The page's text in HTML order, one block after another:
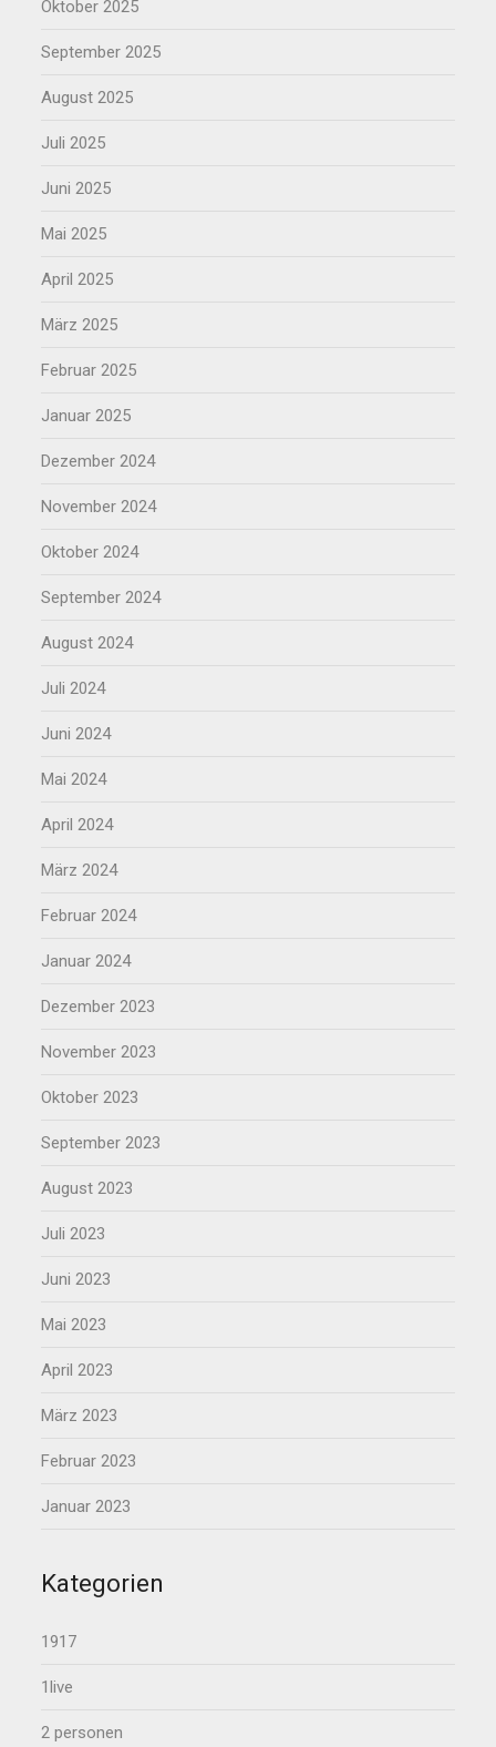
Oktober 2025
September 2025
August 2025
Juli 2025
Juni 2025
Mai 2025
April 2025
März 2025
Februar 2025
Januar 2025
Dezember 2024
November 2024
Oktober 2024
September 2024
August 2024
Juli 2024
Juni 2024
Mai 2024
April 2024
März 2024
Februar 2024
Januar 2024
Dezember 2023
November 2023
Oktober 2023
September 2023
August 2023
Juli 2023
Juni 2023
Mai 2023
April 2023
März 2023
Februar 2023
Januar 2023
Kategorien
1917
1live
2 personen